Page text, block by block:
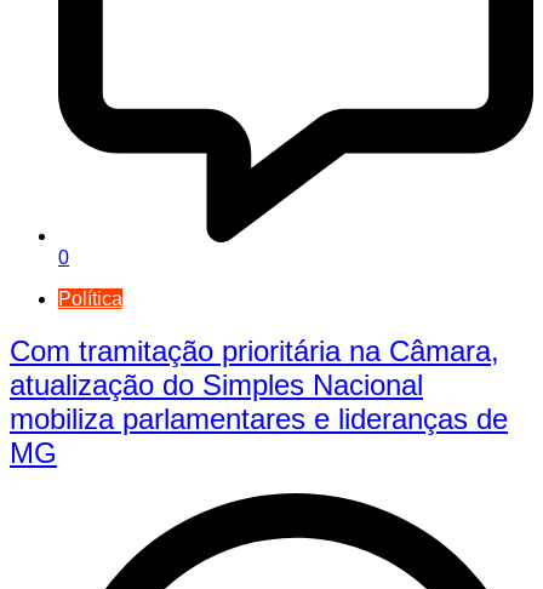
0
Política
Com tramitação prioritária na Câmara,
atualização do Simples Nacional
mobiliza parlamentares e lideranças de
MG